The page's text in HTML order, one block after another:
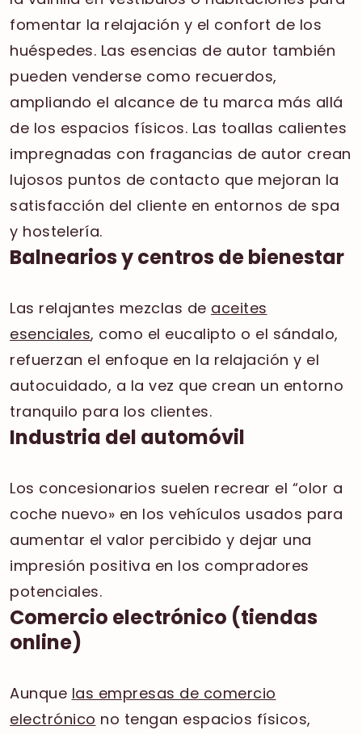
fomentar la relajación y el confort de los
huéspedes. Las esencias de autor también
pueden venderse como recuerdos,
ampliando el alcance de tu marca más allá
de los espacios físicos. Las toallas calientes
impregnadas con fragancias de autor crean
lujosos puntos de contacto que mejoran la
satisfacción del cliente en entornos de spa
y hostelería.
Balnearios y centros de bienestar
Las relajantes mezclas de aceites
esenciales, como el eucalipto o el sándalo,
refuerzan el enfoque en la relajación y el
autocuidado, a la vez que crean un entorno
tranquilo para los clientes.
Industria del automóvil
Los concesionarios suelen recrear el “olor a
coche nuevo» en los vehículos usados para
aumentar el valor percibido y dejar una
impresión positiva en los compradores
potenciales.
Comercio electrónico (tiendas
online)
Aunque las empresas de comercio
electrónico no tengan espacios físicos,